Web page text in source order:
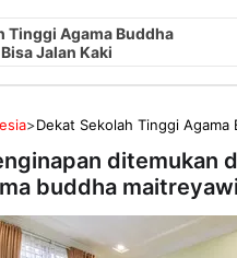
Tinggi Agama Buddha
Jalan Kaki
>Dekat Sekolah Tinggi Agama
ditemukan
buddha